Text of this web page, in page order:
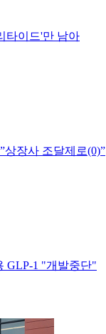
타이드'만 남아
상장사 조달제로(0)”
GLP-1 "개발중단"